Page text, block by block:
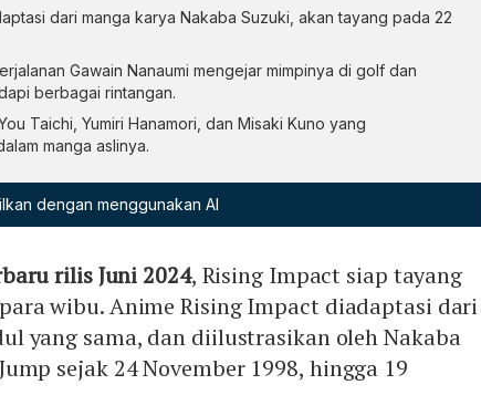
dari manga karya Nakaba Suzuki, akan tayang pada 22
Gawain Nanaumi mengejar mimpinya di golf dan
berbagai rintangan.
Taichi, Yumiri Hanamori, dan Misaki Kuno yang
manga aslinya.
dengan menggunakan AI
rilis Juni 2024, Rising Impact siap tayang
wibu. Anime Rising Impact diadaptasi dari
yang sama, dan diilustrasikan oleh Nakaba
sejak 24 November 1998, hingga 19